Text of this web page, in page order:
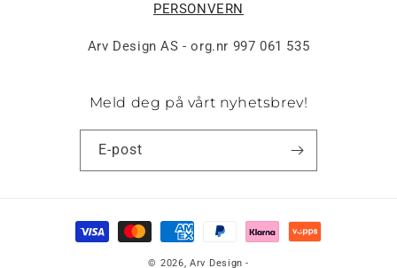
PERSONVERN
Arv Design AS - org.nr 997 061 535
Meld deg på vårt nyhetsbrev!
E-post
Betalingsmåter
© 2026,Arv Design -